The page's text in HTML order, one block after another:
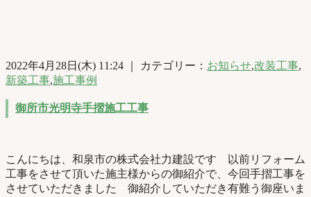
2022年4月28日(木) 11:24 ｜ カテゴリー： お知らせ,改装工事,
新築工事,施工事例
御所市光明寺手摺施工工事
こんにちは、和泉市の株式会社力建設です 以前リフォーム
工事をさせて頂いた施主様からの御紹介で、今回手摺工事を
させていただきました 御紹介していただき有難う御座いま